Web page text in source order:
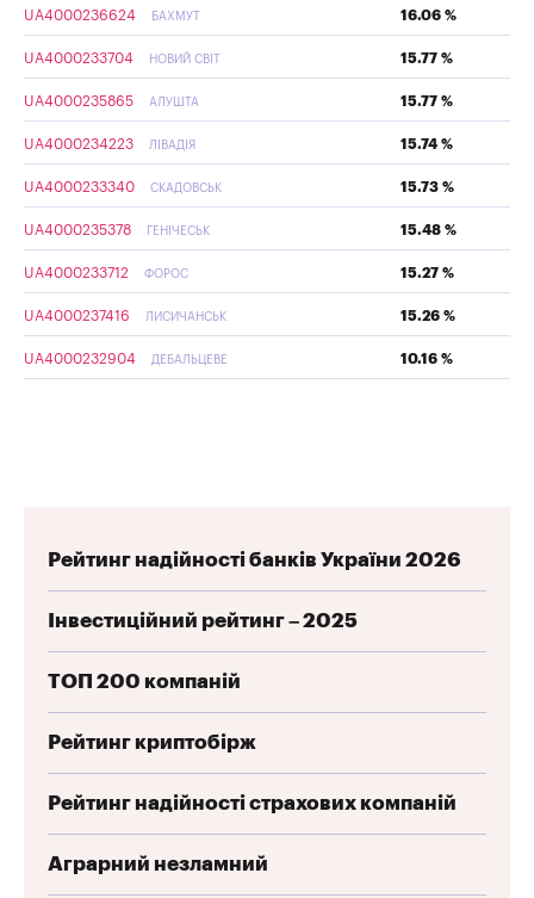
UA4000236624 БАХМУТ 16.06 %
UA4000233704 НОВИЙ СВІТ 15.77 %
UA4000235865 АЛУШТА 15.77 %
UA4000234223 ЛІВАДІЯ 15.74 %
UA4000233340 СКАДОВСЬК 15.73 %
UA4000235378 ГЕНІЧЕСЬК 15.48 %
UA4000233712 ФОРОС 15.27 %
UA4000237416 ЛИСИЧАНСЬК 15.26 %
UA4000232904 ДЕБАЛЬЦЕВЕ 10.16 %
Рейтинг надійності банків України 2026
Інвестиційний рейтинг – 2025
ТОП 200 компаній
Рейтинг криптобірж
Рейтинг надійності страхових компаній
Аграрний незламний